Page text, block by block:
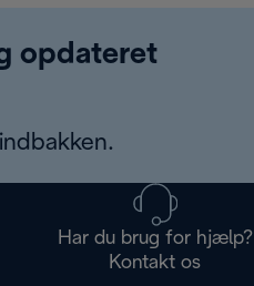
opdateret
Har du brug for hjælp?
Kontakt os